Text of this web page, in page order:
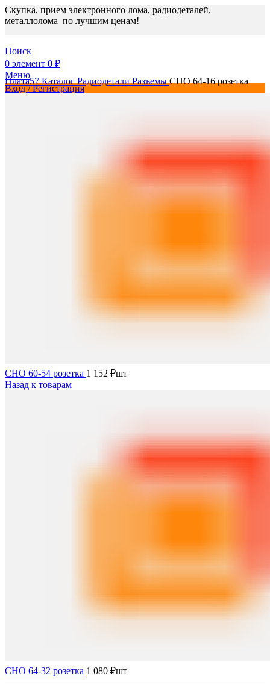
Скупка, прием электронного лома, радиодеталей,
металлолома по лучшим ценам!
Поиск
0 элемент 0 ₽
Меню
Вход / Регистрация
Плата57КаталогРадиодеталиРазъемыСНО 64-16 розетка
СНО 60-54 розетка 1 152 ₽шт
Назад к товарам
СНО 64-32 розетка 1 080 ₽шт